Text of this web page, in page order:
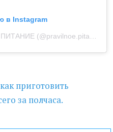
в Instagram
Публикация от ПРАВИЛЬНОЕ ПИТАНИЕ (@pravilnoe.pitanie.kbzu)
как приготовить
за полчаса.